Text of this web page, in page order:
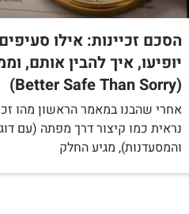
הסכם זכיינות: אילו
יופיעו, איך להבין אותם,
(Better Safe Than Sorry)
אחרי שהבנו במאמר הראשון מהו
נראית כמו קיצור דרך מפתה (עם
והמסעדנות), מגיע החלק